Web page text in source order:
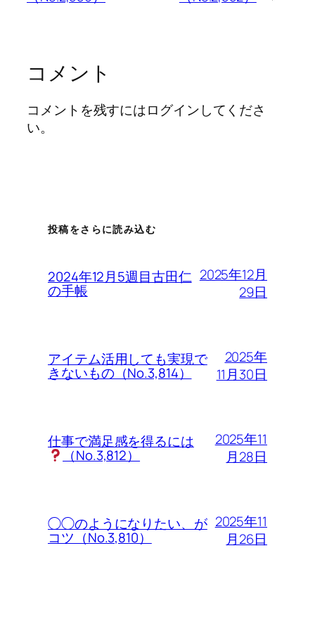
コメント
コメントを残すにはログインしてくださ
い。
投稿をさらに読み込む
2024年12月5週目古田仁
の手帳
2025年12月
29日
アイテム活用しても実現で
きないもの（No.3,814）
2025年
11月30日
仕事で満足感を得るには
（No.3,812）
2025年11
月28日
◯◯のようになりたい、が
コツ（No.3,810）
2025年11
月26日